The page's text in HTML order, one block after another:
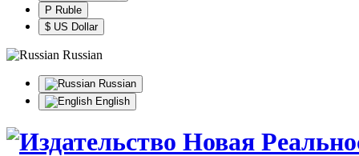
Р Ruble
$ US Dollar
Russian
Russian
English